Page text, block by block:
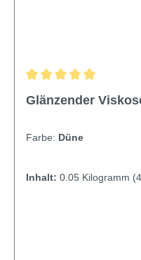
Glänzender
Farbe: Düne
Inhalt: 0.05 Kilogramm